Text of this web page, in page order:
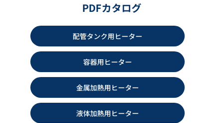
PDFカタログ
配管タンク用ヒーター
容器用ヒーター
金属加熱用ヒーター
液体加熱用ヒーター